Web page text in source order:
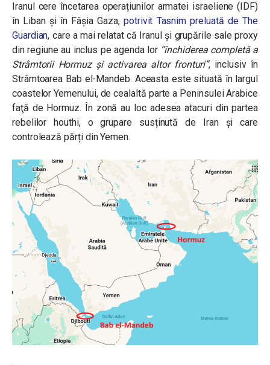
Iranul cere încetarea operațiunilor armatei israeliene (IDF)
în Liban și în Fâșia Gaza, potrivit Tasnim preluată de The
Guardian, care a mai relatat că Iranul și grupările sale proxy
din regiune au inclus pe agenda lor “închiderea completă a
Strâmtorii Hormuz și activarea altor fronturi”, inclusiv în
Strâmtoarea Bab el-Mandeb. Aceasta este situată în largul
coastelor Yemenului, de cealaltă parte a Peninsulei Arabice
faţă de Hormuz. În zonă au loc adesea atacuri din partea
rebelilor houthi, o grupare susținută de Iran și care
controlează părți din Yemen.